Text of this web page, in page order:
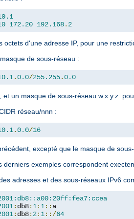
172.20 192.168. 2
octets d'une adresse IP, pour une
de sous-réseau :
.0.0/255.255.0.0
et un masque de sous-réseau w.x.y.z.
réseau/nnn :
.0.0/16
excepté que le masque de
derniers exemples correspondent
adresses et des sous-réseaux IPv6
: db8: 1: 1::
: db8: 2: 1::/64